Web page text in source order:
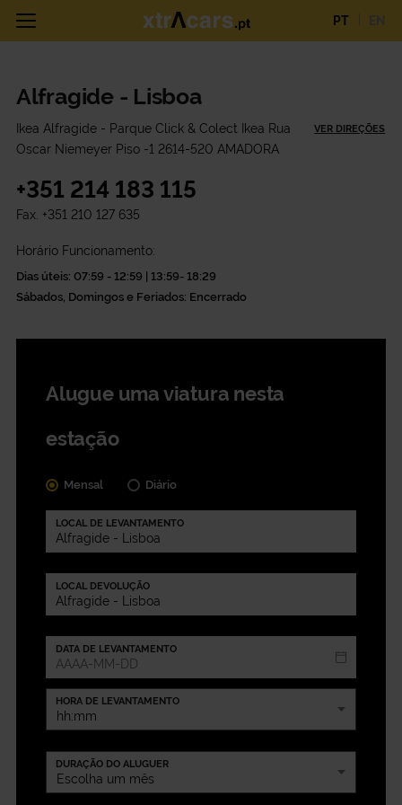
PT
Alfragide - Lisboa
Ikea Alfragide - Parque Click & Colect Ikea Rua
Oscar Niemeyer Piso -1 2614-520 AMADORA
VER DIREÇÕES
+351 214 183 115
Fax. +351 210 127 635
Horário Funcionamento:
Dias úteis: 07:59 - 12:59 | 13:59- 18:29
Sábados, Domingos e Feriados: Encerrado
Alugue uma viatura nesta
estação
Mensal Diário
LOCAL DE LEVANTAMENTO
LOCAL DEVOLUÇÃO
DATA DE LEVANTAMENTO
HORA DE LEVANTAMENTO
DURAÇÃO DO ALUGUER